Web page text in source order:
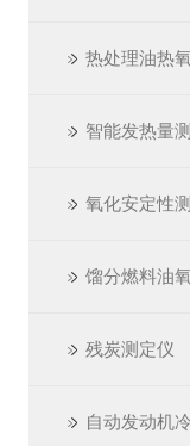
热处理油热
智能发热量
氧化安定性
馏分燃料油
残炭测定仪
自动发动机